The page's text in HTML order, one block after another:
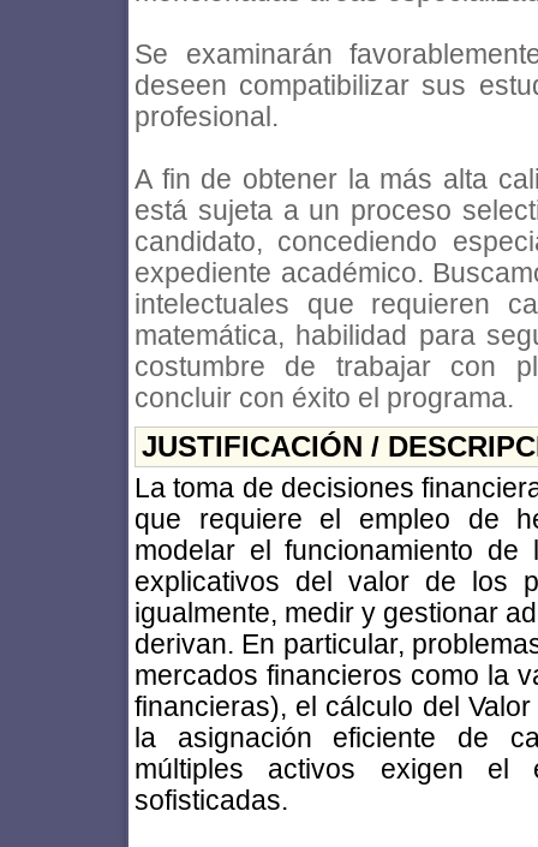
Se examinarán
deseen compatibilizar sus
profesional.
A fin de obtener la más alta
está sujeta a un proceso
candidato, concediendo
expediente académico.
intelectuales que requieren
matemática, habilidad para
costumbre de trabajar con
concluir con éxito el programa.
JUSTIFICACIÓN /
La toma de decisiones
que requiere el empleo de
modelar el funcionamiento
explicativos del valor de los
igualmente, medir y gestionar
derivan. En particular,
mercados financieros como la
financieras), el cálculo del
la asignación eficiente de
múltiples activos exigen el
sofisticadas.